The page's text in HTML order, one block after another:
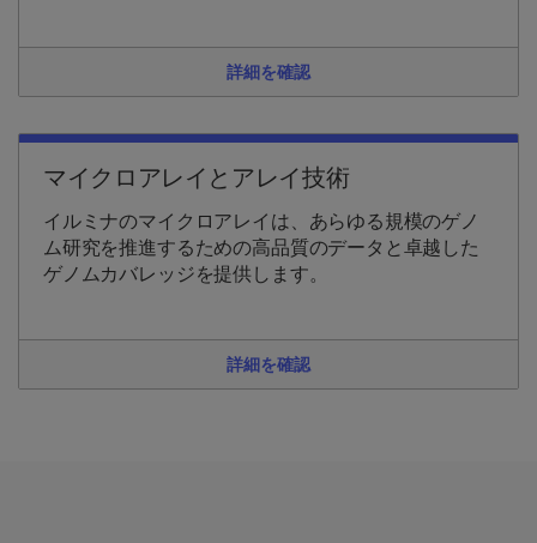
詳細を確認
マイクロアレイとアレイ技術
イルミナのマイクロアレイは、あらゆる規模のゲノ
ム研究を推進するための高品質のデータと卓越した
ゲノムカバレッジを提供します。
詳細を確認